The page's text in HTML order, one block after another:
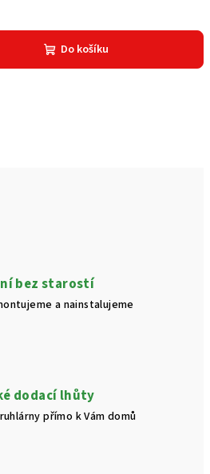
Do košíku
bez starostí
a nainstalujeme
dodací lhůty
přímo k Vám domů